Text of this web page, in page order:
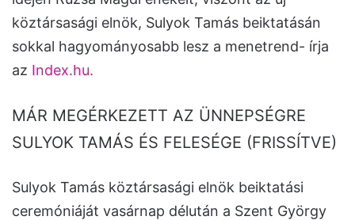
köztársasági elnök, Sulyok Tamás beiktatásán
sokkal hagyományosabb lesz a menetrend- írja
az Index.hu.
MÁR MEGÉRKEZETT AZ ÜNNEPSÉGRE
SULYOK TAMÁS ÉS FELESÉGE (FRISSÍTVE)
Sulyok Tamás köztársasági elnök beiktatási
ceremóniáját vasárnap délután a Szent György